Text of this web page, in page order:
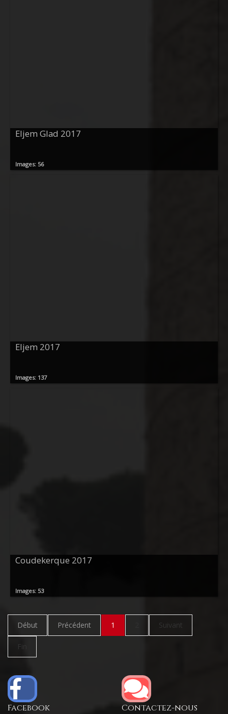
Eljem Glad 2017
Images: 56
Eljem 2017
Images: 137
Coudekerque 2017
Images: 53
Début Précédent 1 Suivant
Fin
Facebook Contactez-nous